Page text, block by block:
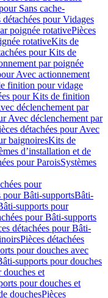
Sans cache-
détachées pour Vidages
poignée rotativePièces
rotativeKits de
pour Kits de
par poignée
Avec actionnement
finition pour vidage
pour Kits de finition
déclenchement par
Avec déclenchement par
détachées pour Avec
baignoiresKits de
d’installation et de
pour ParoisSystèmes
pour
pour Bâti-supportsBâti-
supports pour
pour Bâti-supports
détachées pour Bâti-
Pièces détachées
pour douches avec
supports pour douches
et
pour douches et
douchesPièces